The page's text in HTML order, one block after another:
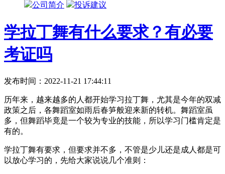
公司简介 投诉建议
学拉丁舞有什么要求？有必要
考证吗
发布时间：2022-11-21 17:44:11
历年来，越来越多的人都开始学习拉丁舞，尤其是今年的双减
政策之后，各舞蹈室如雨后春笋般迎来新的转机。舞蹈室虽
多，但舞蹈毕竟是一个较为专业的技能，所以学习门槛肯定是
有的。
学拉丁舞有要求，但要求并不多，不管是少儿还是成人都是可
以放心学习的，先给大家说说几个准则：